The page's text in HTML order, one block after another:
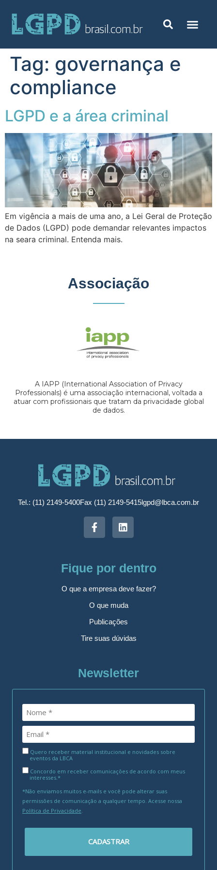
Tag: governança e
compliance
LGPD e a área criminal
Em vigência a mais de uma ano, a Lei Geral de Proteção
de Dados (LGPD) pode demandar relevantes impactos
na seara criminal. Entenda mais.
Associação
A IAPP (International Association of Privacy
Professionals) é uma associação internacional, voltada a
atuar com profissionais que tratam da privacidade global
de dados.
Tel.: (11) 2149-5400Fax (11) 2149-5415lgpd@lbca.com.br
Fique por dentro
O que a empresa deve fazer?
O que muda
Publicações
Tire suas dúvidas
Newsletter
Quero receber material institucional e novidades sobre
eventos da LBCA
Concordo em receber comunicações de acordo com meus
interesses.*
*Não enviamos muitos e-mails e você pode alterar suas
permissões de comunicação a qualquer tempo. Acesse nossa
Política de Privacidade
CADASTRAR